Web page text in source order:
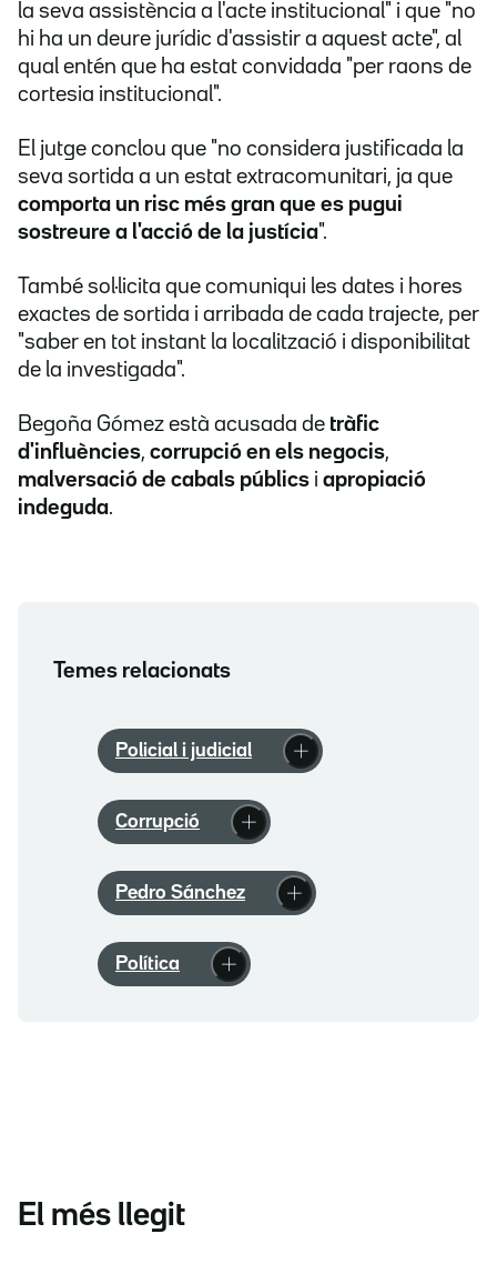
la seva assistència a l'acte institucional" i que "no
hi ha un deure jurídic d'assistir a aquest acte", al
qual entén que ha estat convidada "per raons de
cortesia institucional".
El jutge conclou que "no considera justificada la
seva sortida a un estat extracomunitari, ja que
comporta un risc més gran que es pugui
sostreure a l'acció de la justícia".
També sol·licita que comuniqui les dates i hores
exactes de sortida i arribada de cada trajecte, per
"saber en tot instant la localització i disponibilitat
de la investigada".
Begoña Gómez està acusada de tràfic
d'influències, corrupció en els negocis,
malversació de cabals públics i apropiació
indeguda.
Temes relacionats
Policial i judicial
Corrupció
Pedro Sánchez
Política
El més llegit